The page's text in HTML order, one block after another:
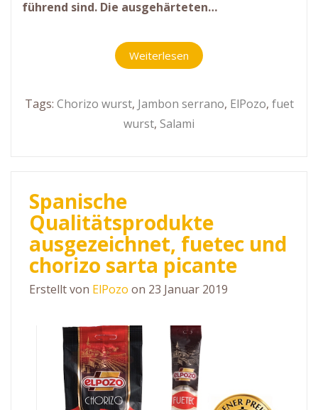
führend sind. Die ausgehärteten…
Weiterlesen
Tags: Chorizo wurst, Jambon serrano, ElPozo, fuet
wurst, Salami
Spanische
Qualitätsprodukte
ausgezeichnet, fuetec und
chorizo sarta picante
Erstellt von ElPozo on 23 Januar 2019